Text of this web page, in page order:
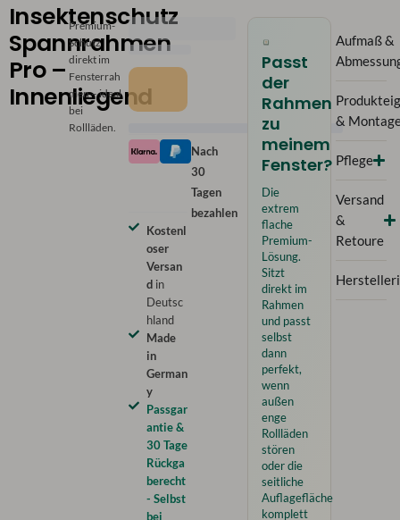
Insektenschutz
Spannrahmen
Pro –
Innenliegend
Premium-
Schutz
direkt im
Fensterrah
men – ideal
bei
Rollläden.
Nach
30
Tagen
bezahlen
Kostenl
oser
Versan
din
Deutsc
hland
Made
in
German
y
Passgar
antie &
30 Tage
Rückga
berecht
- Selbst
bei
Passt
der
Rahmen
zu
meinem
Fenster?
Die
extrem
flache
Premium-
Lösung.
Sitzt
direkt im
Rahmen
und passt
selbst
dann
perfekt,
wenn
außen
enge
Rollläden
stören
oder die
seitliche
Auflagefläche
komplett
Aufmaß &
&
Pflege
Versand
&
Retoure